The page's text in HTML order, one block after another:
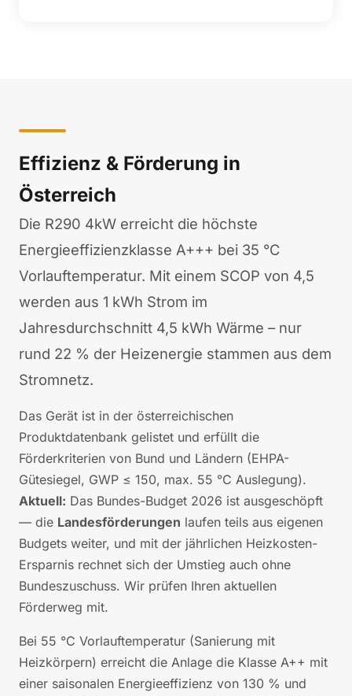
Effizienz & Förderung in
Österreich
Die R290 4kW erreicht die höchste
Energieeffizienzklasse A+++ bei 35 °C
Vorlauftemperatur. Mit einem SCOP von 4,5
werden aus 1 kWh Strom im
Jahresdurchschnitt 4,5 kWh Wärme – nur
rund 22 % der Heizenergie stammen aus dem
Stromnetz.
Das Gerät ist in der österreichischen
Produktdatenbank gelistet und erfüllt die
Förderkriterien von Bund und Ländern (EHPA-
Gütesiegel, GWP ≤ 150, max. 55 °C Auslegung).
Aktuell: Das Bundes-Budget 2026 ist ausgeschöpft
— die Landesförderungen laufen teils aus eigenen
Budgets weiter, und mit der jährlichen Heizkosten-
Ersparnis rechnet sich der Umstieg auch ohne
Bundeszuschuss. Wir prüfen Ihren aktuellen
Förderweg mit.
Bei 55 °C Vorlauftemperatur (Sanierung mit
Heizkörpern) erreicht die Anlage die Klasse A++ mit
einer saisonalen Energieeffizienz von 130 % und